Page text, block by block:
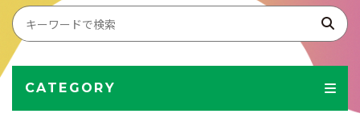
CATEGORY